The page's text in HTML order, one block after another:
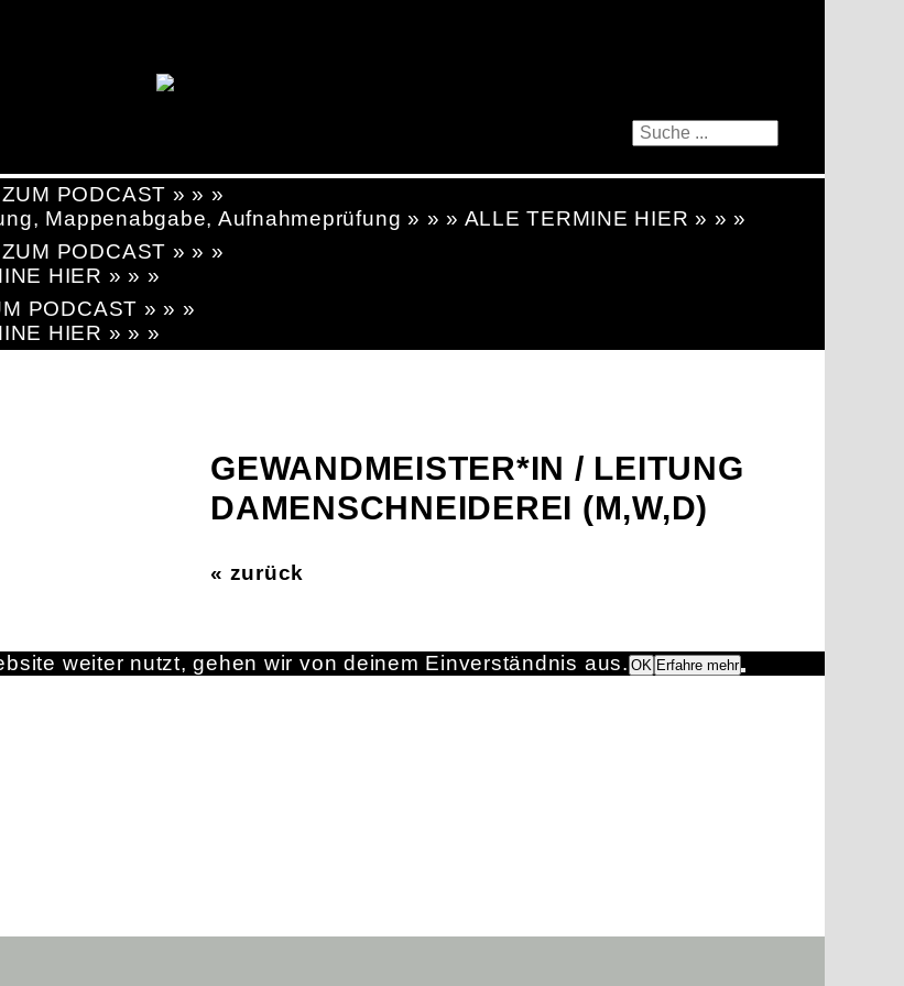
PODCAST » » »
Mappenabgabe, Aufnahmeprüfung » » » ALLE TERMINE HIER » » »
PODCAST » » »
HIER » » »
PODCAST » » »
HIER » » »
GEWANDMEISTER*IN / LEITUNG
DAMENSCHNEIDEREI (M,W,D)
« zurück
weiter nutzt, gehen wir von deinem Einverständnis aus. OK Erfahre mehr